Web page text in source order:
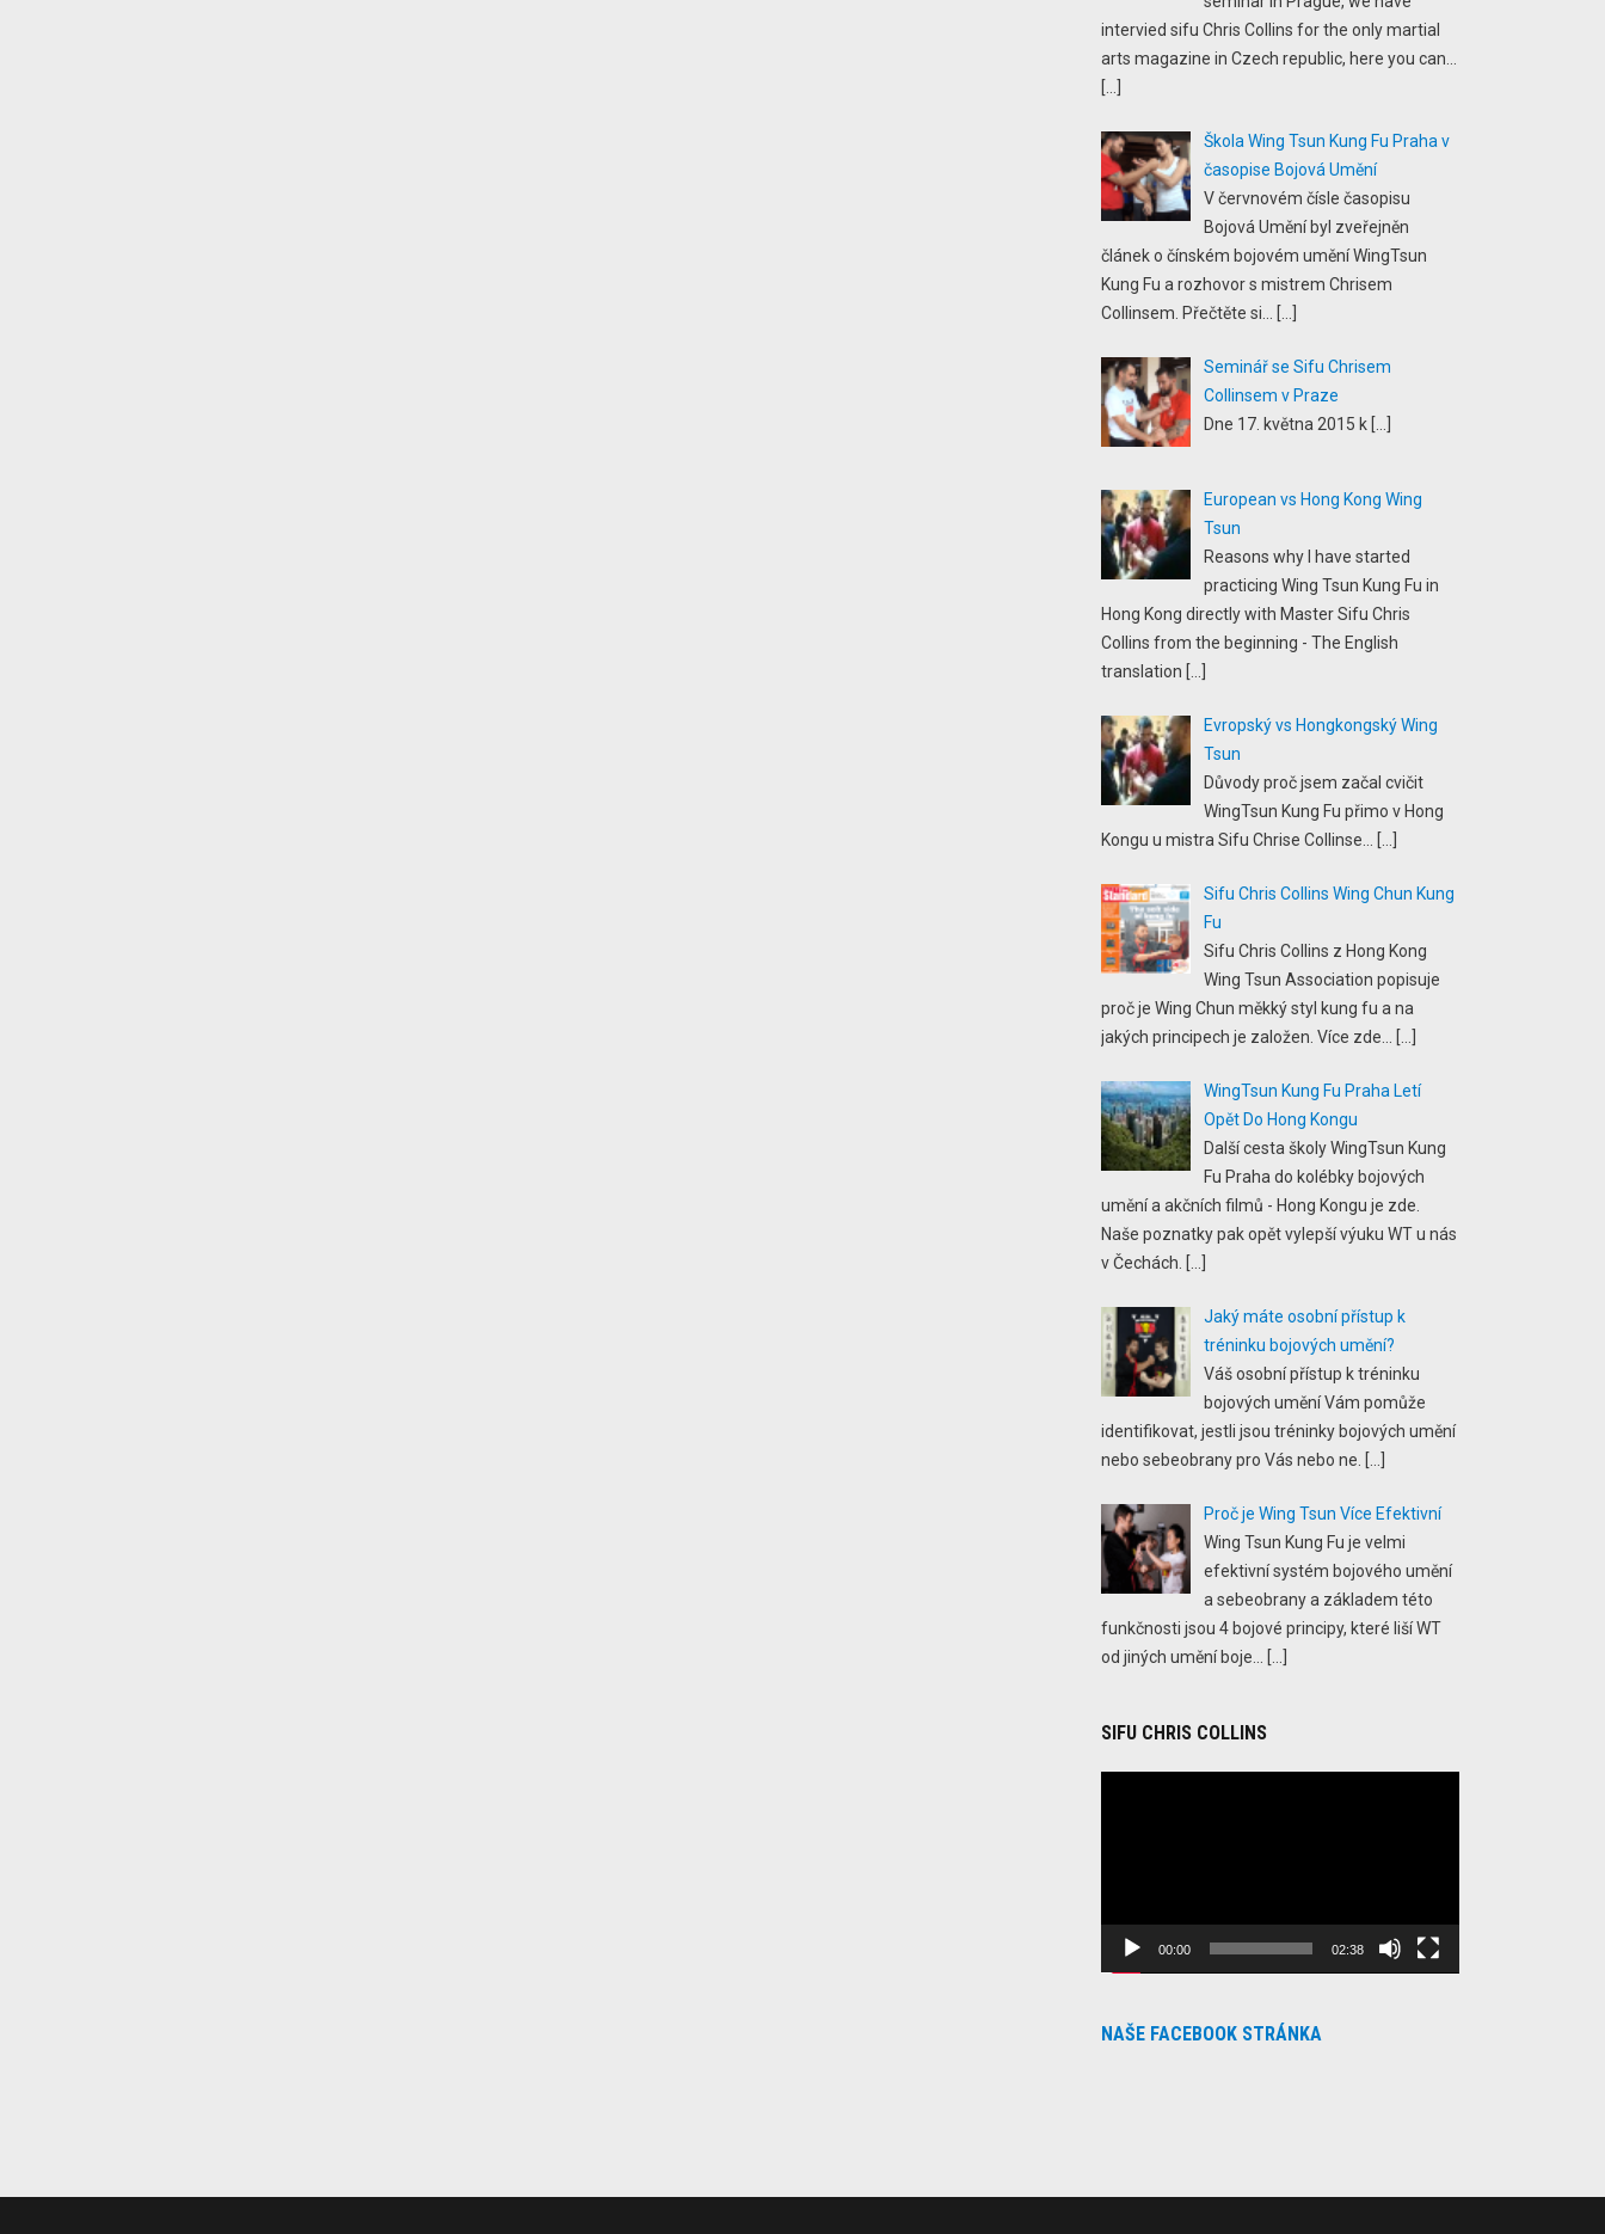
intervied sifu Chris Collins for the only martial
arts magazine in Czech republic, here you can...
Škola Wing Tsun Kung Fu Praha v
časopise Bojová Umění
V červnovém čísle časopisu
Bojová Umění byl zveřejněn
článek o čínském bojovém umění WingTsun
Kung Fu a rozhovor s mistrem Chrisem
Collinsem. Přečtěte si...
Seminář se Sifu Chrisem
Collinsem v Praze
Dne 17. května 2015 k
European vs Hong Kong Wing
Tsun
Reasons why I have started
practicing Wing Tsun Kung Fu in
Hong Kong directly with Master Sifu Chris
Collins from the beginning - The English
translation
Evropský vs Hongkongský Wing
Tsun
Důvody proč jsem začal cvičit
WingTsun Kung Fu přimo v Hong
Kongu u mistra Sifu Chrise Collinse...
Sifu Chris Collins Wing Chun Kung
Fu
Sifu Chris Collins z Hong Kong
Wing Tsun Association popisuje
proč je Wing Chun měkký styl kung fu a na
jakých principech je založen. Více zde...
WingTsun Kung Fu Praha Letí
Opět Do Hong Kongu
Další cesta školy WingTsun Kung
Fu Praha do kolébky bojových
umění a akčních filmů - Hong Kongu je zde.
Naše poznatky pak opět vylepší výuku WT u nás
v Čechách.
Jaký máte osobní přístup k
tréninku bojových umění?
Váš osobní přístup k tréninku
bojových umění Vám pomůže
identifikovat, jestli jsou tréninky bojových umění
nebo sebeobrany pro Vás nebo ne.
Proč je Wing Tsun Více Efektivní
Wing Tsun Kung Fu je velmi
efektivní systém bojového umění
a sebeobrany a základem této
funkčnosti jsou 4 bojové principy, které liší WT
od jiných umění boje...
SIFU CHRIS COLLINS
00:00 02:38
NAŠE FACEBOOK STRÁNKA